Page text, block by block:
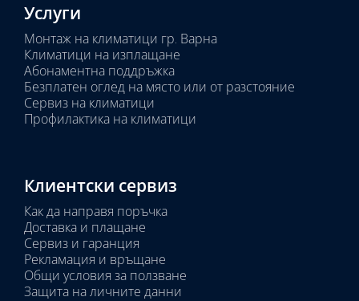
Услуги
Монтаж на климатици гр. Варна
Климатици на изплащане
Абонаментна поддръжка
Безплатен оглед на място или от разстояние
Сервиз на климатици
Профилактика на климатици
Клиентски сервиз
Как да направя поръчка
Доставка и плащане
Сервиз и гаранция
Рекламация и връщане
Общи условия за ползване
Защита на личните данни